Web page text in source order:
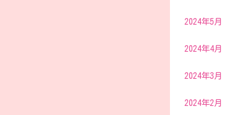
2024年5月
2024年4月
2024年3月
2024年2月